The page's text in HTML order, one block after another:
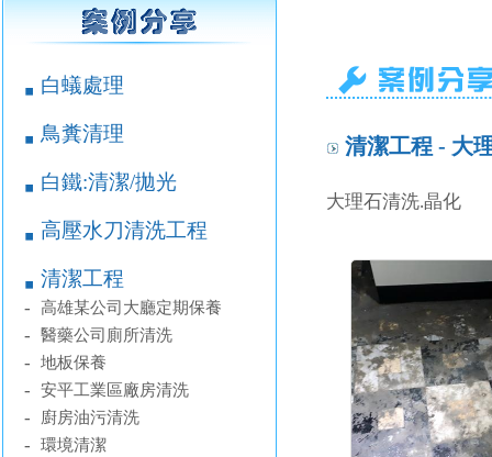
￭ 白蟻處理
￭ 鳥糞清理
￭ 白鐵:清潔/拋光
￭ 高壓水刀清洗工程
￭ 清潔工程
- 高雄某公司大廳定期保養
- 醫藥公司廁所清洗
- 地板保養
- 安平工業區廠房清洗
- 廚房油污清洗
- 環境清潔
清潔工程 - 大
大理石清洗.晶化